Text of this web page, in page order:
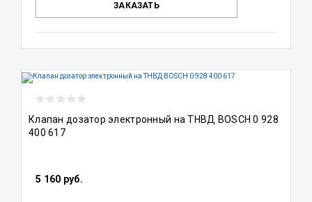
ЗАКАЗАТЬ
Клапан дозатор электронный на ТНВД BOSCH 0 928
400 617
5 160 руб.